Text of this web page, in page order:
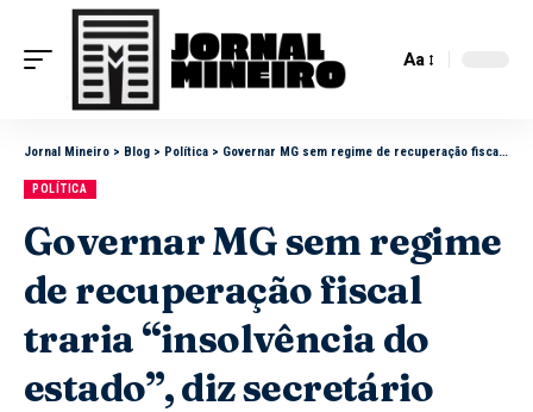
Aa
Jornal Mineiro > Blog > Política > Governar MG sem regime de recuperação fiscal traria “insolvência do estado”, diz secretário
POLÍTICA
Governar MG sem regime
de recuperação fiscal
traria “insolvência do
estado”, diz secretário